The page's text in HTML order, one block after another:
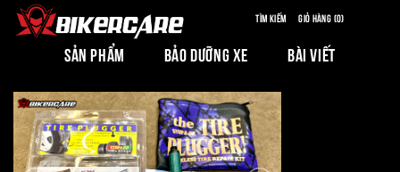
Tìm kiếm Giỏ hàng (0)
SẢN PHẨM BẢO DƯỠNG XE BÀI VIẾT